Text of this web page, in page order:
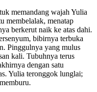
memandang wajah Yulia
membelalak, menatap
berkerut naik ke atas dahi.
bibirnya terbuka
Pinggulnya yang mulus
kali. Tubuhnya terus
dengan satu
Yulia teronggok lunglai;